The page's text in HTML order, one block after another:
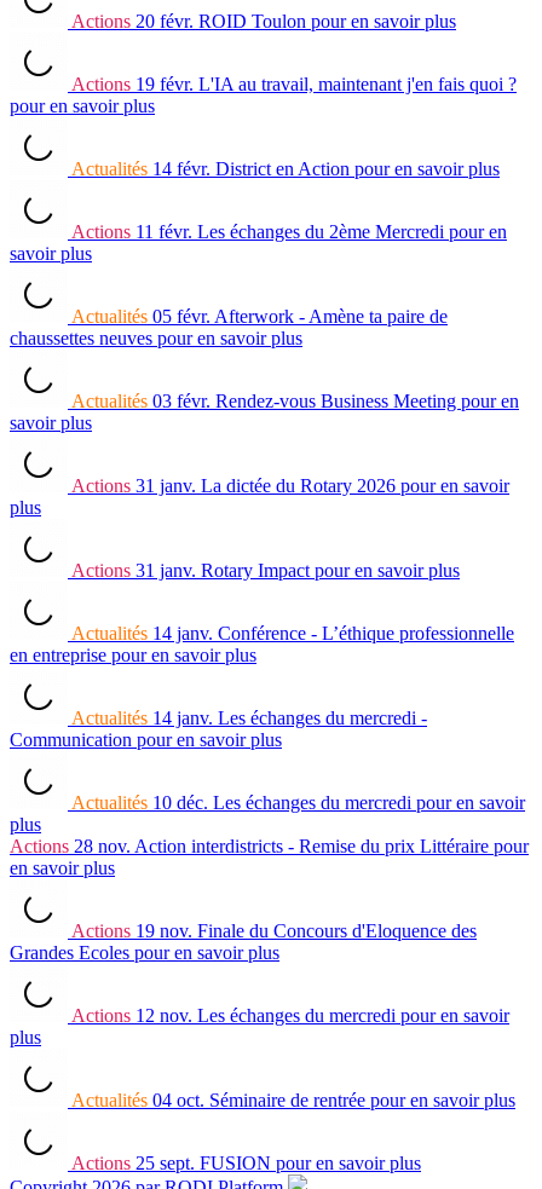
Actions 20 févr. ROID Toulon pour en savoir plus
Actions 19 févr. L'IA au travail, maintenant j'en fais quoi ?
pour en savoir plus
Actualités 14 févr. District en Action pour en savoir plus
Actions 11 févr. Les échanges du 2ème Mercredi pour en
savoir plus
Actualités 05 févr. Afterwork - Amène ta paire de
chaussettes neuves pour en savoir plus
Actualités 03 févr. Rendez-vous Business Meeting pour en
savoir plus
Actions 31 janv. La dictée du Rotary 2026 pour en savoir
plus
Actions 31 janv. Rotary Impact pour en savoir plus
Actualités 14 janv. Conférence - L’éthique professionnelle
en entreprise pour en savoir plus
Actualités 14 janv. Les échanges du mercredi -
Communication pour en savoir plus
Actualités 10 déc. Les échanges du mercredi pour en savoir
plus
Actions 28 nov. Action interdistricts - Remise du prix Littéraire pour
en savoir plus
Actions 19 nov. Finale du Concours d'Eloquence des
Grandes Ecoles pour en savoir plus
Actions 12 nov. Les échanges du mercredi pour en savoir
plus
Actualités 04 oct. Séminaire de rentrée pour en savoir plus
Actions 25 sept. FUSION pour en savoir plus